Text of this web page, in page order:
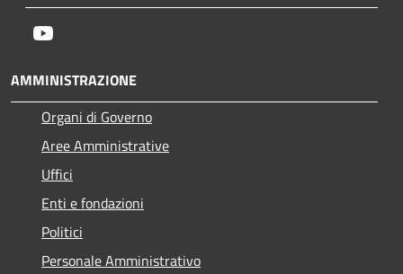
AMMINISTRAZIONE
Organi di Governo
Aree Amministrative
Uffici
Enti e fondazioni
Politici
Personale Amministrativo